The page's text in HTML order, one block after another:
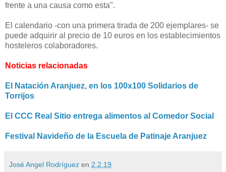
frente a una causa como esta".
El calendario -con una primera tirada de 200 ejemplares- se
puede adquirir al precio de 10 euros en los establecimientos
hosteleros colaboradores.
Noticias relacionadas
El Natación Aranjuez, en los 100x100 Solidarios de
Torrijos
El CCC Real Sitio entrega alimentos al Comedor Social
Festival Navideño de la Escuela de Patinaje Aranjuez
José Angel Rodríguez en 2.2.19